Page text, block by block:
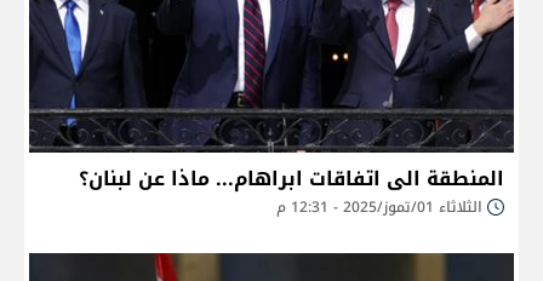
المنطقة الى اتفاقات ابراهام... ماذا عن لبنان؟
الثلاثاء 01/تموز/2025 - 12:31 م